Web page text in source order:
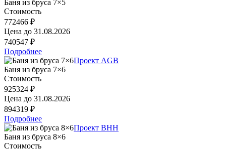
Баня из бруса 7×5
Стоимость
772466 ₽
Цена до 31.08.2026
740547 ₽
Подробнее
Проект AGB
Баня из бруса 7×6
Стоимость
925324 ₽
Цена до 31.08.2026
894319 ₽
Подробнее
Проект BHH
Баня из бруса 8×6
Стоимость